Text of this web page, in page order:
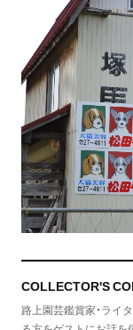
COLLECTOR'S
路上園芸鑑賞家・ライ